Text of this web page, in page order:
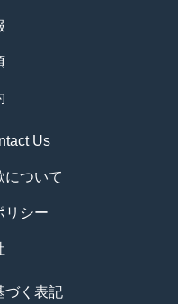
Us
について
リシー
づく表記